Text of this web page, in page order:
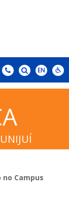
Campus